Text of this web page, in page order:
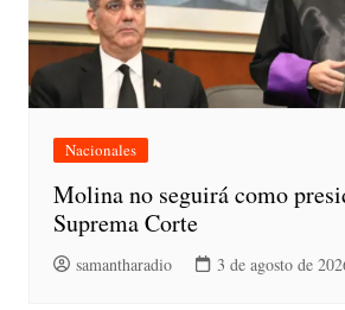
Nacionales
Molina no seguirá como
Suprema Corte
samantharadio 3 de agosto de